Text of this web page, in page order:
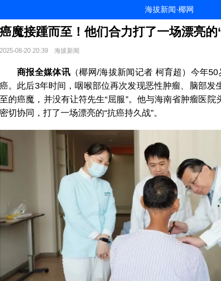
海拔新闻·椰网
癌魔接踵而至！他们合力打了一场漂亮的
2025-08-20 20:39 海拔新闻
商报全媒体讯（椰网/海拔新闻记者 柯育超）今年50
癌。此后3年时间，咽喉部位再次发现恶性肿瘤、脑部
至的癌魔，并没有让符先生“屈服”。他与海南省肿瘤医
密切协同，打了一场漂亮的“抗癌持久战”。